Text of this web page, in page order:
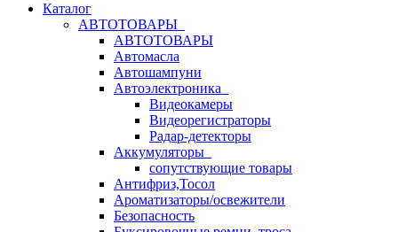
Каталог
АВТОТОВАРЫ
АВТОТОВАРЫ
Автомасла
Автошампуни
Автоэлектроника
Видеокамеры
Видеорегистраторы
Радар-детекторы
Аккумуляторы
сопутствующие товары
Антифриз,Тосол
Ароматизаторы/освежители
Безопасность